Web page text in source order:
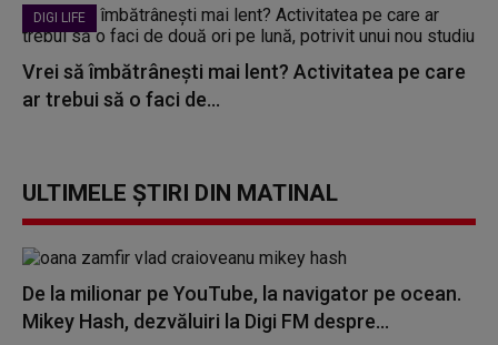
DIGI LIFE
Vrei să îmbătrânești mai lent? Activitatea pe care
ar trebui să o faci de...
ULTIMELE ȘTIRI DIN MATINAL
De la milionar pe YouTube, la navigator pe ocean.
Mikey Hash, dezvăluiri la Digi FM despre...